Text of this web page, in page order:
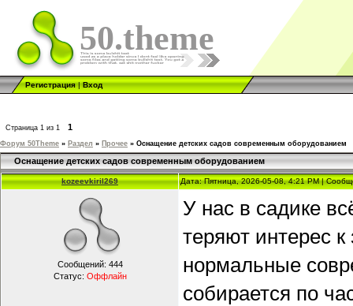
50.theme
Регистрация|Вход
Страница 1 из 1 1
Форум 50Theme » Раздел » Прочее » Оснащение детских садов современным оборудованием
Оснащение детских садов современным оборудованием
kozeevkiril269 Дата: Пятница, 2026-05-08, 4:21 PM |
Сообщений: 444
Статус: Оффлайн
У нас в садике
теряют интерес
нормальные
собирается по